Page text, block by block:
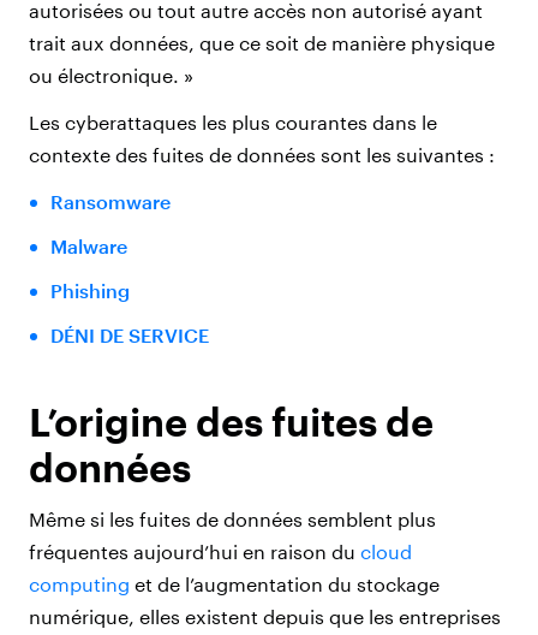
autorisées ou tout autre accès non autorisé ayant
trait aux données, que ce soit de manière physique
ou électronique. »
Les cyberattaques les plus courantes dans le
contexte des fuites de données sont les suivantes :
Ransomware
Malware
Phishing
DÉNI DE SERVICE
L’origine des fuites de
données
Même si les fuites de données semblent plus
fréquentes aujourd’hui en raison du cloud
computing et de l’augmentation du stockage
numérique, elles existent depuis que les entreprises